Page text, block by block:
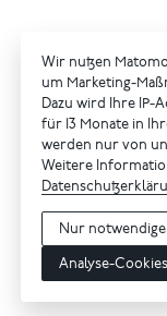
Wir nutzen
um Marketing-
Dazu wird Ihre IP-
für 13 Monate in
werden nur von
Weitere
Nur
Analyse-